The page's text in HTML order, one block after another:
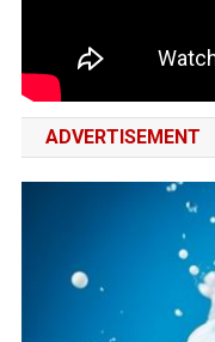
ADVERTISEMENT